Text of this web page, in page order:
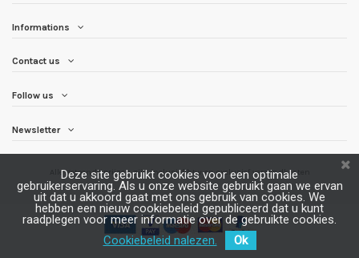
Informations
Contact us
Follow us
Newsletter
Alle getoonde prijzen zijn inclusief btw enexclusief verzendkosten
Deze site gebruikt cookies voor een optimale
gebruikerservaring. Als u onze website gebruikt gaan we ervan
uit dat u akkoord gaat met ons gebruik van cookies. We
hebben een nieuw cookiebeleid gepubliceerd dat u kunt
raadplegen voor meer informatie over de gebruikte cookies.
Cookiebeleid nalezen.
Ok